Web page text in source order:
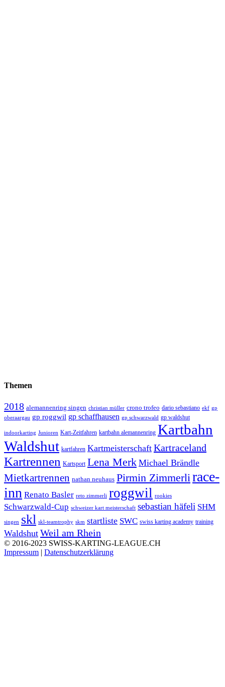
Themen
2018 alemannenring singen christian müller crono trofeo dario sebastiano ekf gp
oberaargau gp roggwil gp schaffhausen gp schwarzwald gp waldshut
indoorkarting Junioren Kart-Zeitfahren kartbahn alemannenring Kartbahn
Waldshut kartfahren Kartmeisterschaft Kartraceland
Kartrennen Kartsport Lena Merk Michael Brändle
Mietkartrennen nathan neuhaus Pirmin Zimmerlirace-
inn Renato Basler reto zimmerli roggwil rookies
Schwarzwald-Cup schweizer kart meisterschaft sebastian häfeli SHM
singen skl skl-teamtrophy skm startliste SWC swiss karting academy training
Waldshut Weil am Rhein
© 2016-2023 SWISS-KARTING-LEAGUE.CH
Impressum | Datenschutzerklärung